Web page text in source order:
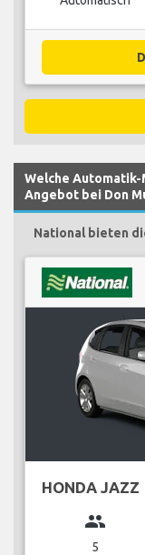
Welche
Angebot bei Don
National bieten
HONDA JAZZ
group
5